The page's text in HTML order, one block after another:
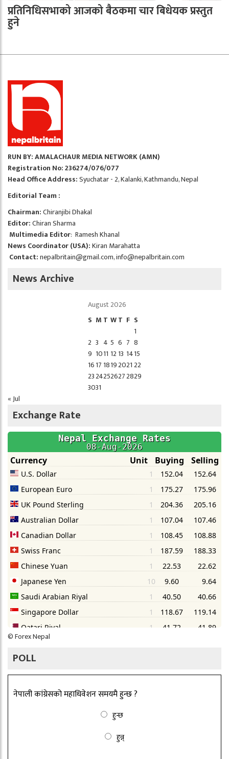
प्रतिनिधिसभाको आजको बैठकमा चार बिधेयक प्रस्तुत
हुने
RUN BY: AMALACHAUR MEDIA NETWORK (AMN)
Registration No: 236274/076/077
Head Office Address:Syuchatar - 2, Kalanki, Kathmandu, Nepal
Editorial Team :
Chairman:Chiranjibi Dhakal
Editor:Chiran Sharma
Multimedia Editor: Ramesh Khanal
News Coordinator (USA):Kiran Marahatta
Contact:nepalbritain@gmail.com,info@nepalbritain.com
News Archive
August 2026
S M T WT F S
1
2 3 4 5 6 7 8
9 1011 12 13 1415
1617 1819202122
23242526272829
3031
« Jul
Exchange Rate
©Forex Nepal
POLL
नेपाली कांग्रेसको महाधिवेशन समयमै हुन्छ ?
हुन्छ
हुन्न्